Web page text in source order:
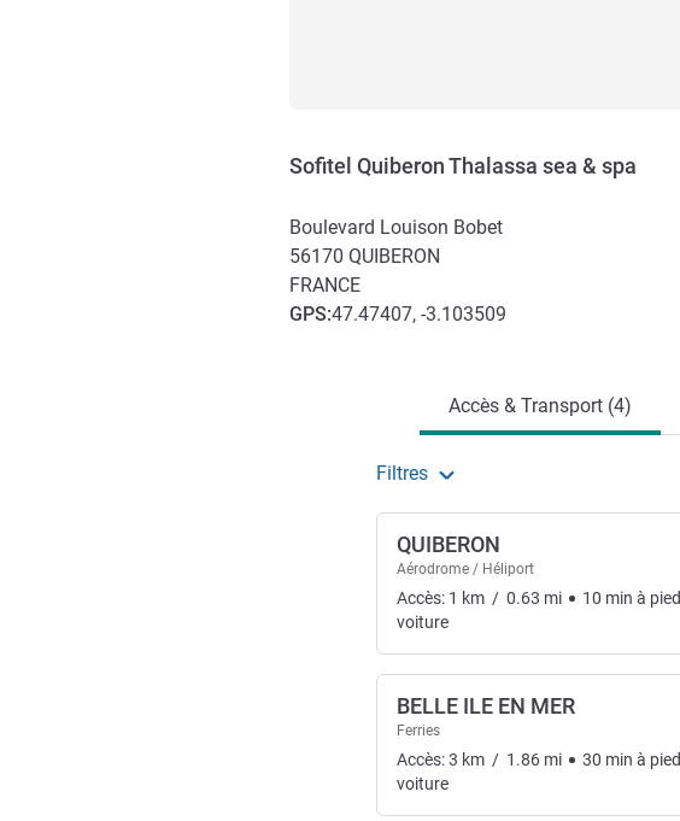
Sofitel Quiberon Thalassa sea & spa
Boulevard Louison Bobet
56170 QUIBERON
FRANCE
GPS:47.47407, -3.103509
Accès & Transport (4)
Filtres
QUIBERON
Aérodrome / Héliport
Accès: 1 km / 0.63 mi 10 min à pied
voiture
BELLE ILE EN MER
Ferries
Accès:3 km / 1.86 mi 30 min à pied
voiture